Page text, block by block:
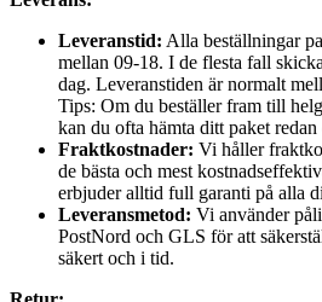
Leveranstid: Alla beställningar
mellan 09-18. I de flesta fall
dag. Leveranstiden är normalt
Tips: Om du beställer fram till
kan du ofta hämta ditt paket
Fraktkostnader: Vi håller
de bästa och mest
erbjuder alltid full garanti på alla
Leveransmetod: Vi använder
PostNord och GLS för att
säkert och i tid.